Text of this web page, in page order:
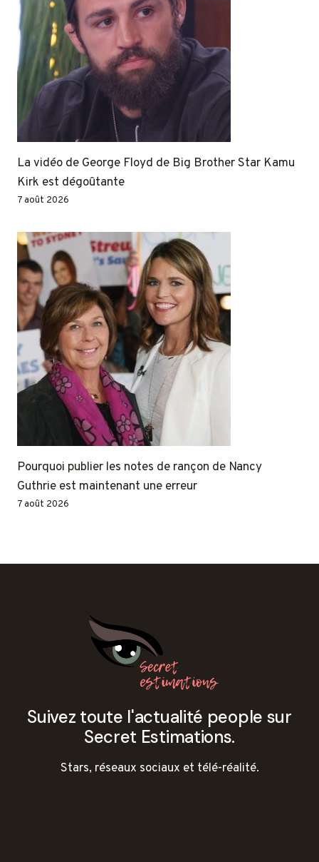
La vidéo de George Floyd de Big Brother Star Kamu
Kirk est dégoûtante
7 août 2026
Pourquoi publier les notes de rançon de Nancy
Guthrie est maintenant une erreur
7 août 2026
Suivez toute l'actualité people sur
Secret Estimations.
Stars, réseaux sociaux et télé-réalité.